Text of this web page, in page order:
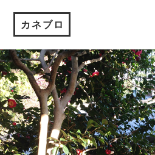
カネブロ